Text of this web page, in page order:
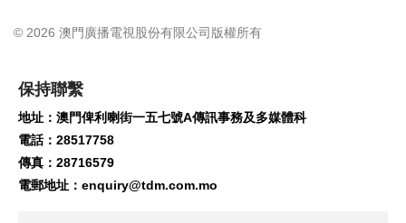
© 2026 澳門廣播電視股份有限公司版權所有
保持聯繫
地址：澳門俾利喇街一五七號A傳訊事務及多媒體科
電話：28517758
傳真：28716579
電郵地址： enquiry@tdm.com.mo